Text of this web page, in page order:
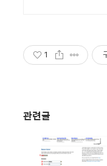
1
관련글